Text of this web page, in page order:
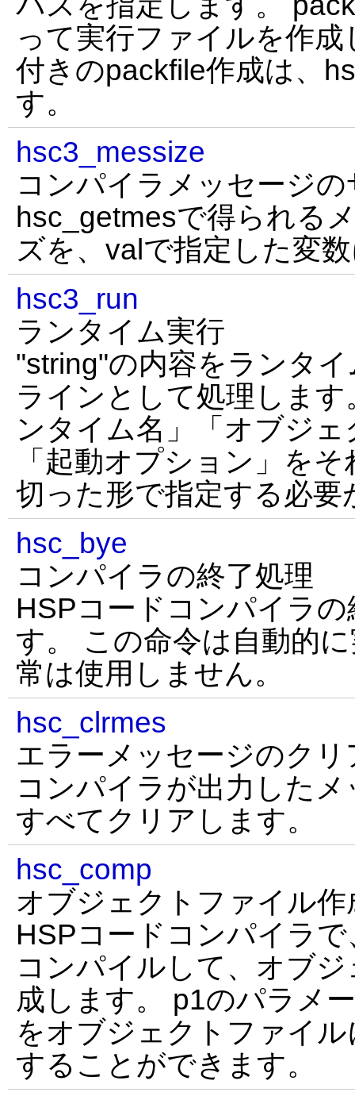
って実行ファイルを作
付きのpackfile作成は、
す。
hsc3_messize
コンパイラメッセージ
hsc_getmesで得られる
ズを、valで指定した変
hsc3_run
ランタイム実行
"string"の内容をランタ
ラインとして処理しま
ンタイム名」「オブジ
「起動オプション」を
切った形で指定する必要
hsc_bye
コンパイラの終了処理
HSPコードコンパイラ
す。 この命令は自動的
常は使用しません。
hsc_clrmes
エラーメッセージのクリ
コンパイラが出力した
すべてクリアします。
hsc_comp
オブジェクトファイル作
HSPコードコンパイラ
コンパイルして、オブ
成します。 p1のパラメ
をオブジェクトファイ
することができます。